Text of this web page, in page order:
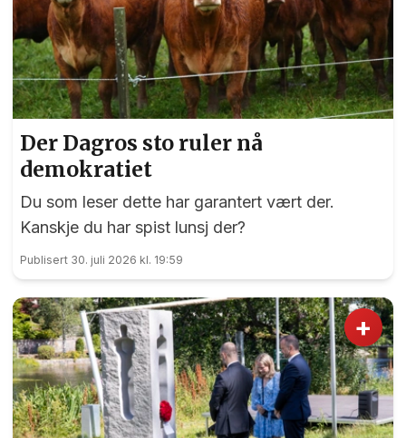
Der Dagros sto ruler nå
demokratiet
Du som leser dette har garantert vært der.
Kanskje du har spist lunsj der?
Publisert 30. juli 2026 kl. 19:59
+